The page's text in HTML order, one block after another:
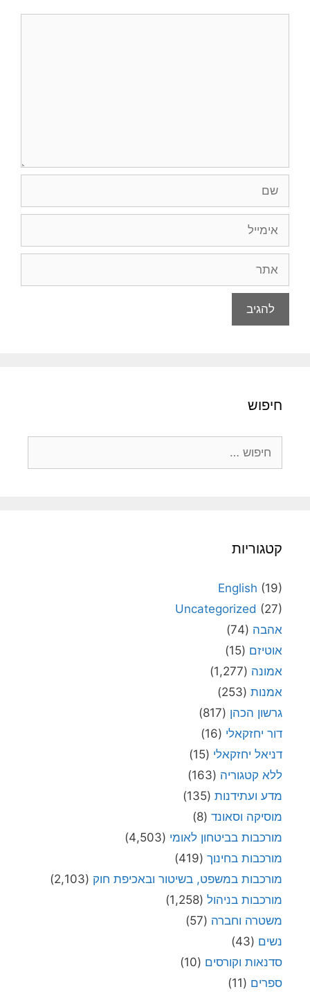
חיפוש
קטגוריות
English (19)
Uncategorized (27)
אהבה (74)
אוטיזם (15)
אמונה (1,277)
אמנות (253)
גרשון הכהן (817)
דור יחזקאלי (16)
דניאל יחזקאלי (15)
ללא קטגוריה (163)
מדע ועתידנות (135)
מוסיקה וסאונד (8)
מורכבות בביטחון לאומי (4,503)
מורכבות בחינוך (419)
מורכבות במשפט, בשיטור ובאכיפת חוק (2,103)
מורכבות בניהול (1,258)
משטרה וחברה (57)
נשים (43)
סדנאות וקורסים (10)
ספרים (11)